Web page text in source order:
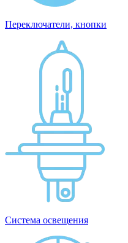
Переключатели, кнопки
Система освещения